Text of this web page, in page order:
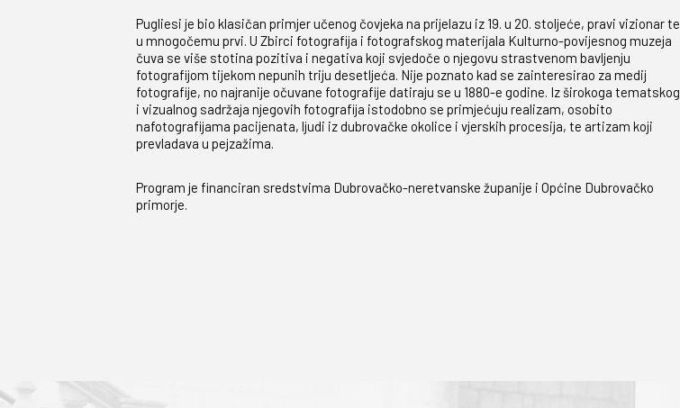
Pugliesi je bio klasičan primjer učenog čovjeka na prijelazu iz 19. u 20. stoljeće, pravi vizionar te
u mnogočemu prvi. U Zbirci fotografija i fotografskog materijala Kulturno-povijesnog muzeja
čuva se više stotina pozitiva i negativa koji svjedoče o njegovu strastvenom bavljenju
fotografijom tijekom nepunih triju desetljeća. Nije poznato kad se zainteresirao za medij
fotografije, no najranije očuvane fotografije datiraju se u 1880-e godine. Iz širokoga tematskog
i vizualnog sadržaja njegovih fotografija istodobno se primjećuju realizam, osobito
nafotografijama pacijenata, ljudi iz dubrovačke okolice i vjerskih procesija, te artizam koji
prevladava u pejzažima.
Program je financiran sredstvima Dubrovačko-neretvanske županije i Općine Dubrovačko
primorje.